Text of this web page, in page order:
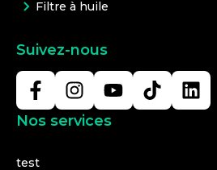
Filtre à huile
Suivez-nous
Nos services
test